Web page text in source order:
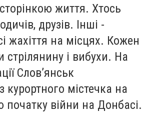
життя. Хтось
друзів. Інші -
жахіття на місцях. Кожен
стрілянину і вибухи. На
Слов’янськ
курортного містечка на
початку війни на Донбасі.